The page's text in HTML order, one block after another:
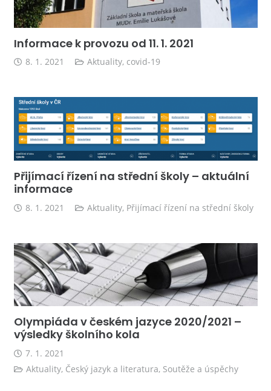
Informace k provozu od 11. 1. 2021
8. 1. 2021 Aktuality, covid-19
Přijímací řízení na střední školy – aktuální
informace
8. 1. 2021 Aktuality, Přijímací řízení na střední školy
Olympiáda v českém jazyce 2020/2021 –
výsledky školního kola
7. 1. 2021
Aktuality, Český jazyk a literatura, Soutěže a úspěchy